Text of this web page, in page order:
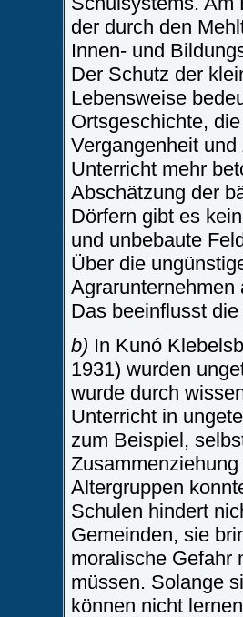
der durch den
Innen- und
Der Schutz der
Lebensweise
Ortsgeschichte,
Vergangenheit
Unterricht mehr
Abschätzung der
Dörfern gibt es
und unbebaute
Über die
Das beeinflusst
b) In Kunó
1931) wurden
wurde durch
Unterricht in
zum Beispiel,
Altergruppen
Schulen hindert
Gemeinden, sie
moralische Gefahr
müssen. Solange
können nicht